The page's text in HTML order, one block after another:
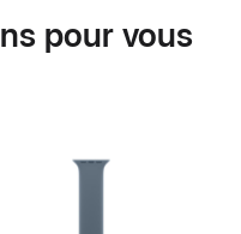
pour vous